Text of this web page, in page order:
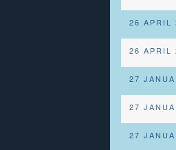
26 APRIL
26 APRIL
27
27
27